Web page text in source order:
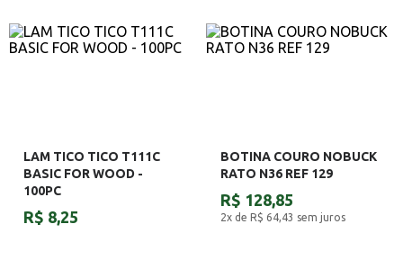
LAM TICO TICO T111C
BASIC FOR WOOD -
100PC
R$ 8,25
BOTINA COURO NOBUCK
RATO N36 REF 129
R$ 128,85
2x de R$ 64,43 sem juros